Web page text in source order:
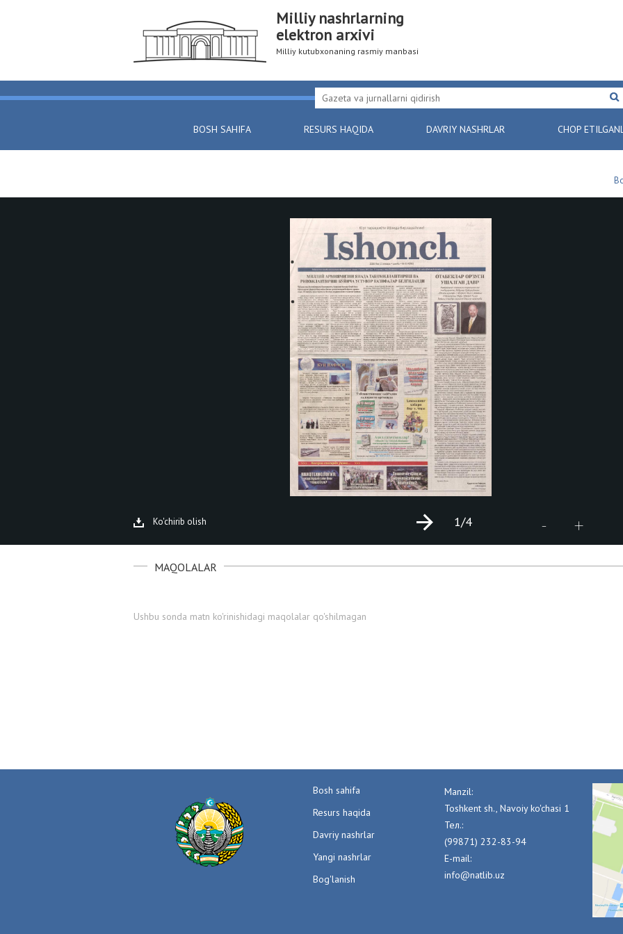
Milliy nashrlarning
elektron arxivi
Milliy kutubxonaning rasmiy manbasi
BOSH SAHIFA RESURS HAQIDA DAVRIY NASHRLAR CHOP
Ko'chirib olish - +
1/4
MAQOLALAR
Ushbu sonda matn ko'rinishidagi maqolalar qo'shilmagan
Bosh sahifa
Resurs haqida
Davriy nashrlar
Yangi nashrlar
Bog'lanish
Manzil:
Toshkent sh., Navoiy ko'chasi 1
Тел.:
(99871) 232-83-94
E-mail:
info@natlib.uz